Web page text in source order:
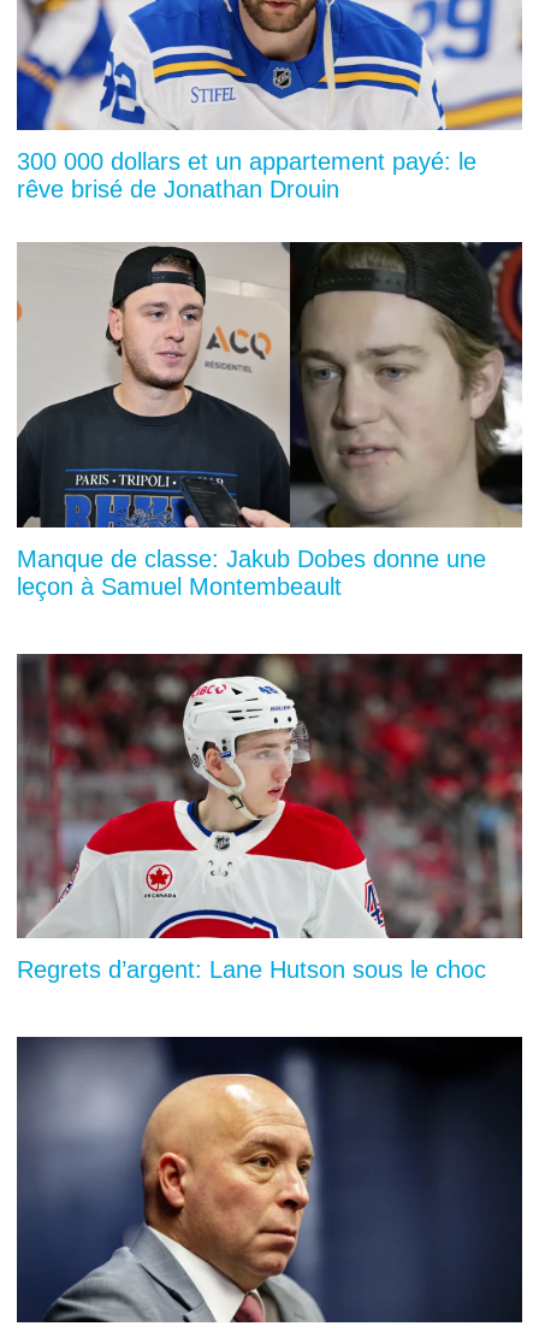
300 000 dollars et un appartement payé: le
rêve brisé de Jonathan Drouin
Manque de classe: Jakub Dobes donne une
leçon à Samuel Montembeault
Regrets d’argent: Lane Hutson sous le choc